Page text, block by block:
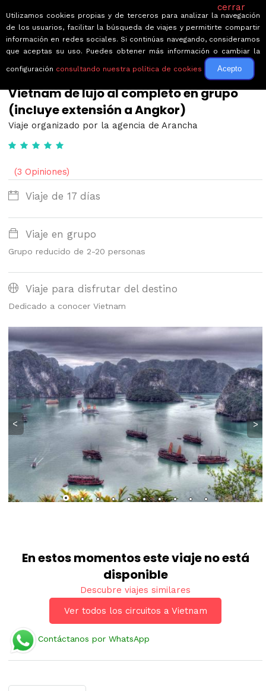
← Volver a Circuitos por Vietnam
Vietnam de lujo al completo en grupo
(incluye extensión a Angkor)
Viaje organizado por la agencia de Arancha
(3 Opiniones)
Viaje de 17 días
Viaje en grupo
Grupo reducido de 2-20 personas
Viaje para disfrutar del destino
Dedicado a conocer Vietnam
< >
En estos momentos este viaje no está
disponible
Descubre viajes similares
Ver todos los circuitos a Vietnam
Contáctanos por WhatsApp
cerrar
Utilizamos cookies propias y de terceros para analizar la navegación
de los usuarios, facilitar la búsqueda de viajes y permitirte compartir
información en redes sociales. Si continúas navegando, consideramos
que aceptas su uso. Puedes obtener más información o cambiar la
configuración consultando nuestra política de cookies Acepto